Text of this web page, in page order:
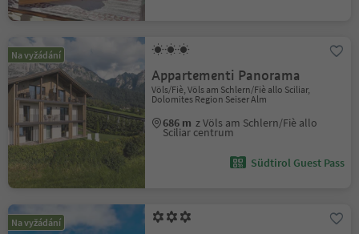
Na vyžádání
Appartementi Panorama
Völs/Fiè, Völs am Schlern/Fiè allo Sciliar,
Dolomites Region Seiser Alm
686 m z Völs am Schlern/Fiè allo
Sciliar centrum
Südtirol Guest Pass
Na vyžádání